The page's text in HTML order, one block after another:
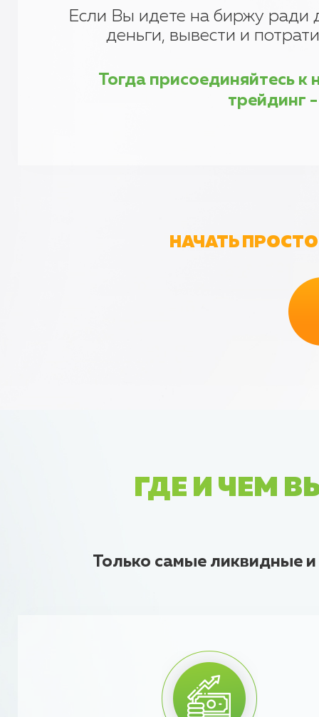
Если Вы идете на биржу ради
деньги, вывести и
Тогда присоединяйтесь к
трейдинг
НАЧАТЬ
ГДЕ И ЧЕМ
Только самые ликвидные